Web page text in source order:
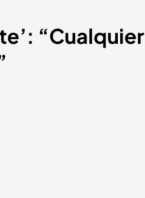
“Cualquier